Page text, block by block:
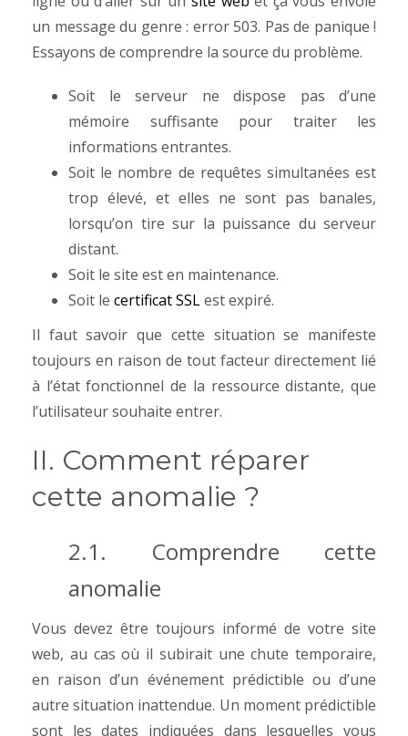
un message du genre : error 503. Pas de panique !
Essayons de comprendre la source du problème.
Soit le serveur ne dispose pas d’une
mémoire suffisante pour traiter les
informations entrantes.
Soit le nombre de requêtes simultanées est
trop élevé, et elles ne sont pas banales,
lorsqu’on tire sur la puissance du serveur
distant.
Soit le site est en maintenance.
Soit le certificat SSLest expiré.
Il faut savoir que cette situation se manifeste
toujours en raison de tout facteur directement lié
à l’état fonctionnel de la ressource distante, que
l’utilisateur souhaite entrer.
II. Comment réparer
cette anomalie ?
2.1. Comprendre cette
anomalie
Vous devez être toujours informé de votre site
web, au cas où il subirait une chute temporaire,
en raison d’un événement prédictible ou d’une
autre situation inattendue. Un moment prédictible
sont les dates indiquées dans lesquelles vous